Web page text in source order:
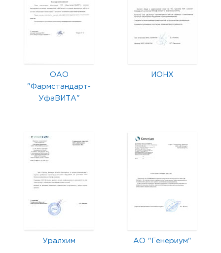
ОАО
"Фармстандарт-
УфаВИТА"
ИОНХ
Уралхим АО "Генериум"